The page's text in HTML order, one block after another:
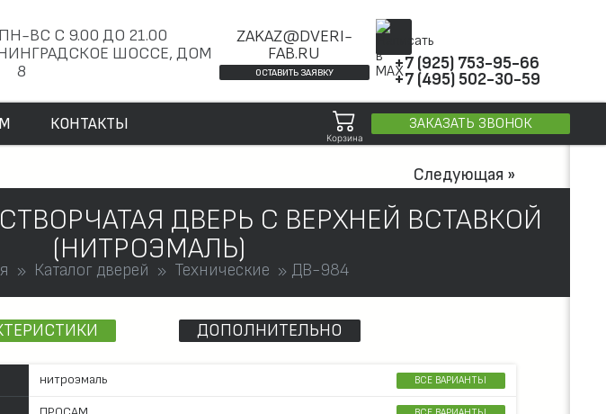
ВС С 9.00 ДО 21.00
ШОССЕ, ДОМ
8
ZAKAZ@DVERI-
FAB.RU
ОСТАВИТЬ ЗАЯВКУ +7 (925) 753-95-66
+7 (495) 502-30-59
КОНТАКТЫ
Корзина
ЗАКАЗАТЬ ЗВОНОК
Следующая »
ДВЕРЬ С ВЕРХНЕЙ ВСТАВКОЙ
(НИТРОЭМАЛЬ)
Каталог дверей Технические ДВ-984
ДОПОЛНИТЕЛЬНО
нитроэмаль ВСЕ ВАРИАНТЫ